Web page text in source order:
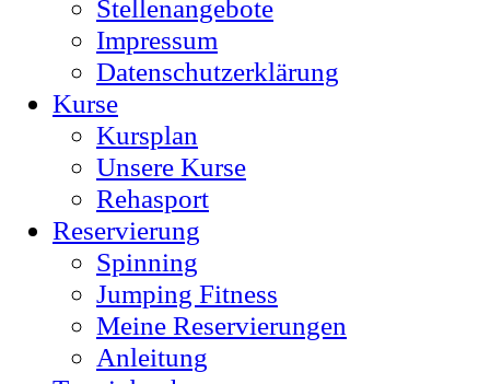
Stellenangebote
Impressum
Datenschutzerklärung
Kurse
Kursplan
Unsere Kurse
Rehasport
Reservierung
Spinning
Jumping Fitness
Meine Reservierungen
Anleitung